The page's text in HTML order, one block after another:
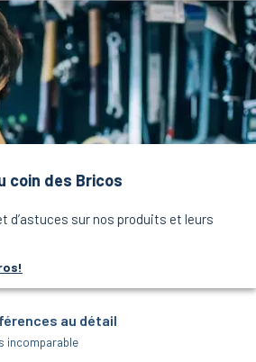
coin des Bricos
d’astuces sur nos produits et leurs
au détail
incomparable